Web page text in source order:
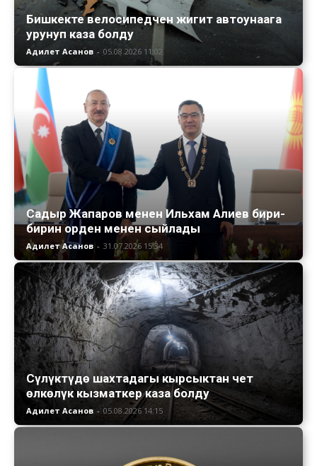
Бишкекте велосипедчен жигит автоунаага
урунуп каза болду
Адилет Асанов - 05.08.2026 11:02
Садыр Жапаров менен Ильхам Алиев бири-
бирин орден менен сыйлады
Адилет Асанов - 31.07.2026 15:34
Сүлүктүдө шахтадагы кырсыктан чет
өлкөлүк кызматкер каза болду
Адилет Асанов - 05.08.2026 14:15